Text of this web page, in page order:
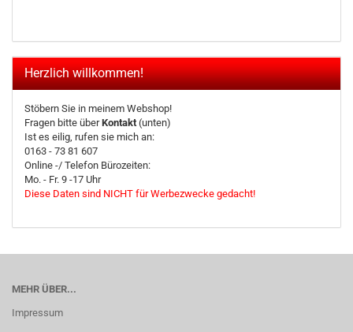
Herzlich willkommen!
Stöbern Sie in meinem Webshop!
Fragen bitte überKontakt(unten)
Ist es eilig, rufen sie mich an:
0163 - 73 81 607
Online -/ Telefon Bürozeiten:
Mo. - Fr. 9 -17 Uhr
Diese Daten sind NICHT für Werbezwecke gedacht!
MEHR ÜBER...
Impressum